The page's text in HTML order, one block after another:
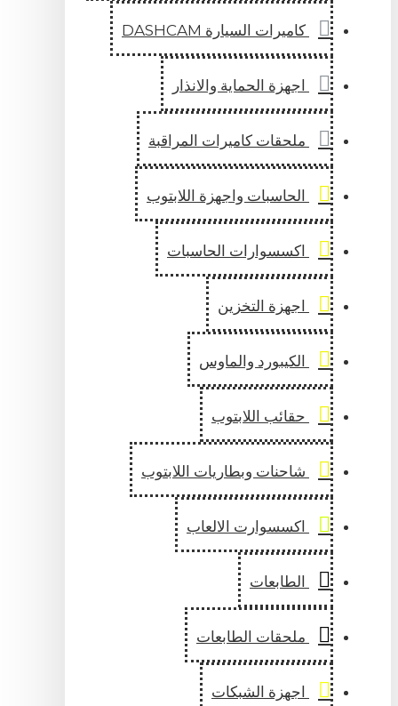
كاميرات السيارة DASHCAM
اجهزة الحماية والانذار
ملحقات كاميرات المراقبة
الحاسبات واجهزة اللابتوب
اكسسوارات الحاسبات
اجهزة التخزين
الكيبورد والماوس
حقائب اللابتوب
شاحنات وبطاريات اللابتوب
اكسسوارت الالعاب
الطابعات
ملحقات الطابعات
اجهزة الشبكات